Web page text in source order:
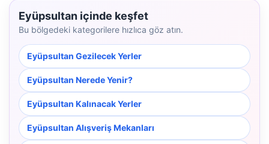
Eyüpsultan içinde keşfet
Bu bölgedeki kategorilere hızlıca göz atın.
Eyüpsultan Gezilecek Yerler
Eyüpsultan Nerede Yenir?
Eyüpsultan Kalınacak Yerler
Eyüpsultan Alışveriş Mekanları